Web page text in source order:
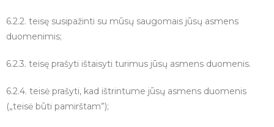
6.2.2. teisę susipažinti su mūsų saugomais jūsų asmens
duomenimis;
6.2.3. teisę prašyti ištaisyti turimus jūsų asmens duomenis.
6.2.4. teisė prašyti, kad ištrintume jūsų asmens duomenis
(„teisė būti pamirštam”);